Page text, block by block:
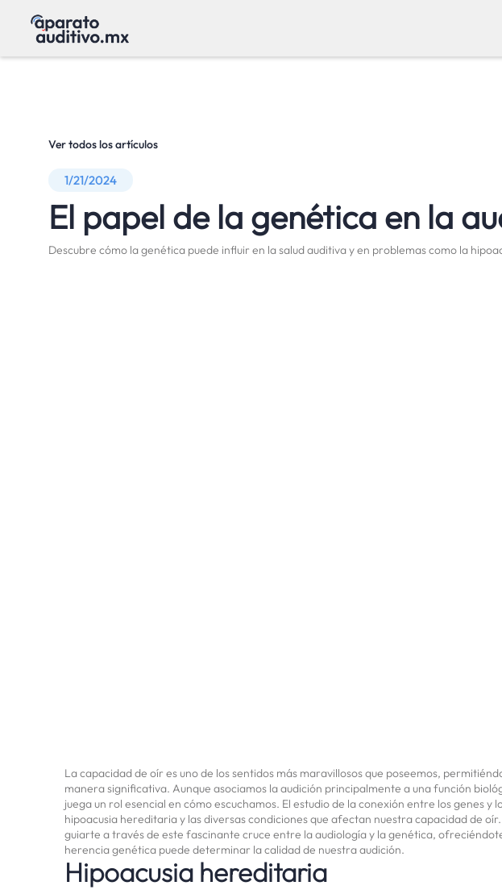
Ver todos los artículos
1/21/2024
El papel de la genética en la
Descubre cómo la genética puede influir en la salud auditiva y en problemas como la
La capacidad de oír es uno de los sentidos más maravillosos que poseemos,
manera significativa. Aunque asociamos la audición principalmente a una función
juega un rol esencial en cómo escuchamos. El estudio de la conexión entre los genes y
hipoacusia hereditaria y las diversas condiciones que afectan nuestra capacidad de
guiarte a través de este fascinante cruce entre la audiología y la genética,
herencia genética puede determinar la calidad de nuestra audición.
Hipoacusia hereditaria